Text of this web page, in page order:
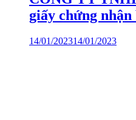
giấy chứng nhận
14/01/202314/01/2023